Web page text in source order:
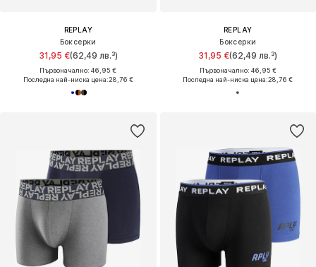
REPLAY
Боксерки
31,95 €(62,49 лв.³)
Първоначално: 46,95 €
Последна най-ниска цена:28,76 €
REPLAY
Боксерки
31,95 €(62,49 лв.³)
Първоначално: 46,95 €
Последна най-ниска цена:28,76 €